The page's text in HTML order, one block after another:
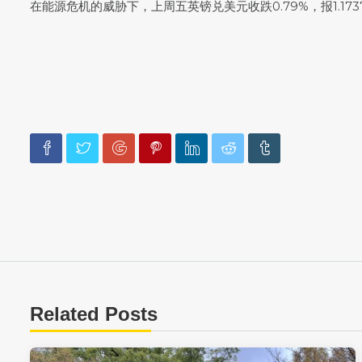
在能源危机的威胁下，上周五英镑兑美元收跌0.79%，报
Related Posts